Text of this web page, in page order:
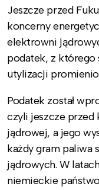
Jeszcze przed
koncerny
elektrowni
podatek, z którego
utylizacji
Podatek został
czyli jeszcze
jądrowej, a jego
każdy gram paliwa
jądrowych. W
niemieckie